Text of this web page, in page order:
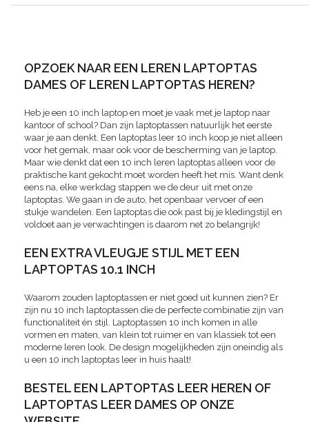
OPZOEK NAAR EEN LEREN LAPTOPTAS
DAMES OF LEREN LAPTOPTAS HEREN?
Heb je een 10 inch laptop en moet je vaak met je laptop naar
kantoor of school? Dan zijn laptoptassen natuurlijk het eerste
waar je aan denkt. Een laptoptas leer 10 inch koop je niet alleen
voor het gemak, maar ook voor de bescherming van je laptop.
Maar wie denkt dat een 10 inch leren laptoptas alleen voor de
praktische kant gekocht moet worden heeft het mis. Want denk
eens na, elke werkdag stappen we de deur uit met onze
laptoptas. We gaan in de auto, het openbaar vervoer of een
stukje wandelen. Een laptoptas die ook past bij je kledingstijl en
voldoet aan je verwachtingen is daarom net zo belangrijk!
EEN EXTRA VLEUGJE STIJL MET EEN
LAPTOPTAS 10.1 INCH
Waarom zouden laptoptassen er niet goed uit kunnen zien? Er
zijn nu 10 inch laptoptassen die de perfecte combinatie zijn van
functionaliteit én stijl. Laptoptassen 10 inch komen in alle
vormen en maten, van klein tot ruimer en van klassiek tot een
moderne leren look. De design mogelijkheden zijn oneindig als
u een 10 inch laptoptas leer in huis haalt!
BESTEL EEN LAPTOPTAS LEER HEREN OF
LAPTOPTAS LEER DAMES OP ONZE